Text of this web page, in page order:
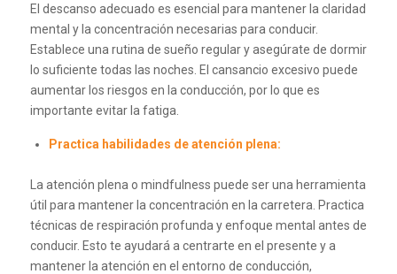
El descanso adecuado es esencial para mantener la claridad
mental y la concentración necesarias para conducir.
Establece una rutina de sueño regular y asegúrate de dormir
lo suficiente todas las noches. El cansancio excesivo puede
aumentar los riesgos en la conducción, por lo que es
importante evitar la fatiga.
Practica habilidades de atención plena:
La atención plena o mindfulness puede ser una herramienta
útil para mantener la concentración en la carretera. Practica
técnicas de respiración profunda y enfoque mental antes de
conducir. Esto te ayudará a centrarte en el presente y a
mantener la atención en el entorno de conducción,